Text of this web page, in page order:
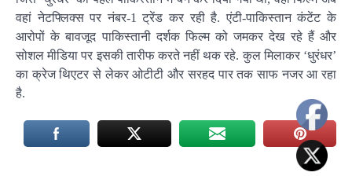
वहां नेटफ्लिक्स पर नंबर-1 ट्रेंड कर रही है. एंटी-पाकिस्तान कंटेंट के
आरोपों के बावजूद पाकिस्तानी दर्शक फिल्म को जमकर देख रहे हैं और
सोशल मीडिया पर इसकी तारीफ करते नहीं थक रहे. कुल मिलाकर ‘धुरंधर’
का क्रेज थिएटर से लेकर ओटीटी और सरहद पार तक साफ नजर आ रहा
है.